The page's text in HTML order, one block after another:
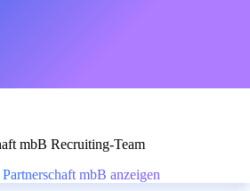
mbB Recruiting-Team
mbB anzeigen